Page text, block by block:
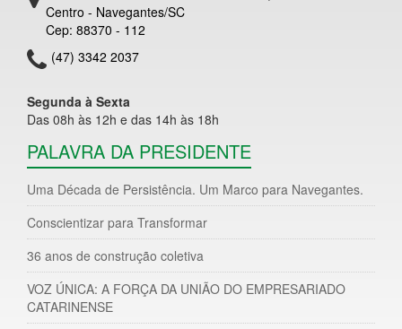
Centro - Navegantes/SC
Cep: 88370 - 112
(47) 3342 2037
Segunda à Sexta
Das 08h às 12h e das 14h às 18h
PALAVRA DA PRESIDENTE
Uma Década de Persistência. Um Marco para Navegantes.
Conscientizar para Transformar
36 anos de construção coletiva
VOZ ÚNICA: A FORÇA DA UNIÃO DO EMPRESARIADO
CATARINENSE